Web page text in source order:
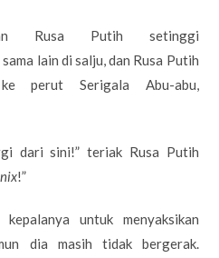
Rusa Putih setinggi
lain di salju, dan Rusa Putih
perut Serigala Abu-abu,
dari sini!” teriak Rusa Putih
!”
untuk menyaksikan
dia masih tidak bergerak.